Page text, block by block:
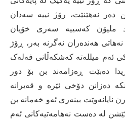
دەر نەهێنێت، رۆژ نییە سەدان
ملیۆن کەسییە سەری خۆیان
هەندەران نەگرنە بەر، ڕۆژ
ئەم میللەتە کەشکەڵانی فەلەک
دەبێت ڕەزامەند بن بۆ دور
دەزانن دۆخی ئێرە و قەیرانە
نایانەوێت بینەری ئەو خەمانە بن
لە دەست نەهامەتیەکانی ئەم